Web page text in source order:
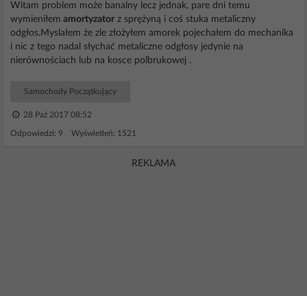
Witam problem może banalny lecz jednak, pare dni temu
wymieniłem amortyzator z sprężyną i coś stuka metaliczny
odgłos.Myslałem że zle złożyłem amorek pojechałem do mechanika
i nic z tego nadal słychać metaliczne odgłosy jedynie na
nierównościach lub na kosce polbrukowej .
Samochody Początkujący
28 Paź 2017 08:52
Odpowiedzi: 9 Wyświetleń: 1521
REKLAMA